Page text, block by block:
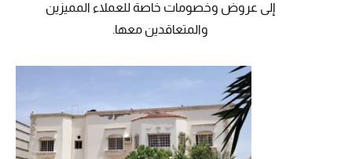
إلى عروض وخصومات خاصة للعملاء المميزين
والمتعاقدين معها.